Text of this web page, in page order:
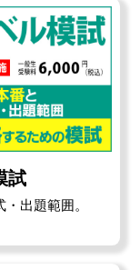
試
出題範囲。